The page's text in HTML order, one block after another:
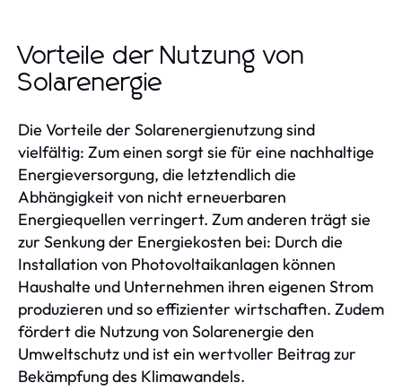
Vorteile der Nutzung von
Solarenergie
Die Vorteile der Solarenergienutzung sind
vielfältig: Zum einen sorgt sie für eine nachhaltige
Energieversorgung, die letztendlich die
Abhängigkeit von nicht erneuerbaren
Energiequellen verringert. Zum anderen trägt sie
zur Senkung der Energiekosten bei: Durch die
Installation von Photovoltaikanlagen können
Haushalte und Unternehmen ihren eigenen Strom
produzieren und so effizienter wirtschaften. Zudem
fördert die Nutzung von Solarenergie den
Umweltschutz und ist ein wertvoller Beitrag zur
Bekämpfung des Klimawandels.